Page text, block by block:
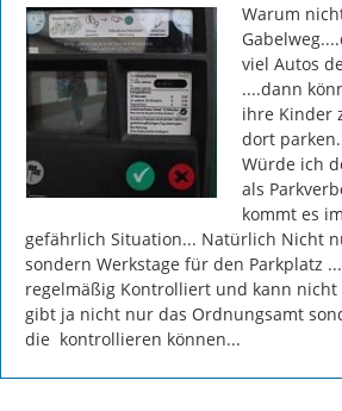
Warum
viel Autos
....dann
ihre Kinder
dort
Würde ich
als
kommt es
gefährlich Situation... Natürlich Nicht
sondern Werkstage für den Parkplatz
regelmäßig Kontrolliert und kann
gibt ja nicht nur das Ordnungsamt
die  kontrollieren können...